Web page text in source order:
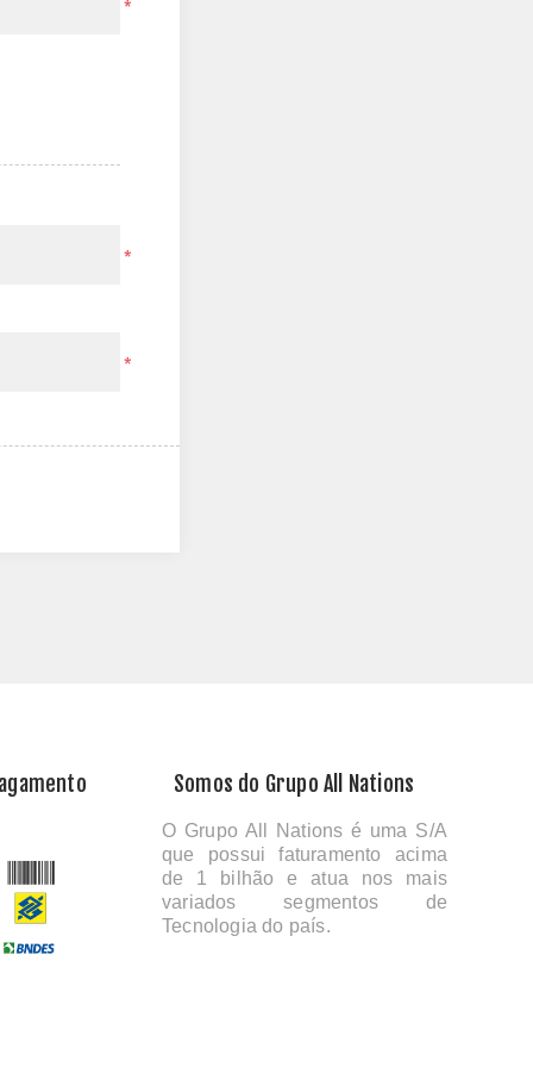
*
*
*
Somos do Grupo All Nations
O Grupo All Nations é uma S/A
que possui faturamento acima
de 1 bilhão e atua nos mais
variados segmentos de
Tecnologia do país.